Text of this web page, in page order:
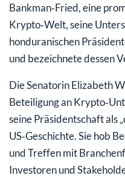
Bankman‑Fried, eine
Krypto‑Welt, seine
honduranischen
und bezeichnete dessen
Die Senatorin Elizabeth
Beteiligung an
seine Präsidentschaft als
US‑Geschichte. Sie hob
und Treffen mit
Investoren und